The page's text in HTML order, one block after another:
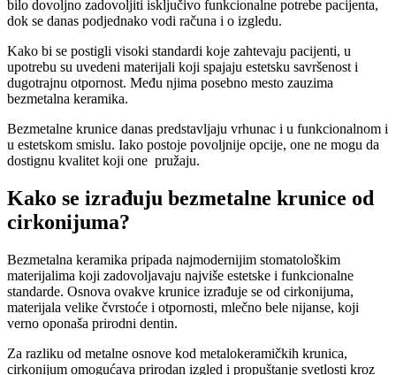
bilo dovoljno zadovoljiti isključivo funkcionalne potrebe pacijenta,
dok se danas podjednako vodi računa i o izgledu.
Kako bi se postigli visoki standardi koje zahtevaju pacijenti, u
upotrebu su uvedeni materijali koji spajaju estetsku savršenost i
dugotrajnu otpornost. Među njima posebno mesto zauzima
bezmetalna keramika.
Bezmetalne krunice danas predstavljaju vrhunac i u funkcionalnom i
u estetskom smislu. Iako postoje povoljnije opcije, one ne mogu da
dostignu kvalitet koji one pružaju.
Kako se izrađuju bezmetalne krunice od
cirkonijuma?
Bezmetalna keramika pripada najmodernijim stomatološkim
materijalima koji zadovoljavaju najviše estetske i funkcionalne
standarde. Osnova ovakve krunice izrađuje se od cirkonijuma,
materijala velike čvrstoće i otpornosti, mlečno bele nijanse, koji
verno oponaša prirodni dentin.
Za razliku od metalne osnove kod metalokeramičkih krunica,
cirkonijum omogućava prirodan izgled i propuštanje svetlosti kroz